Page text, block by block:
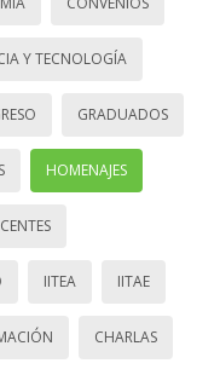
Y TECNOLOGÍA
GRADUADOS
HOMENAJES
IITEA IITAE
CHARLAS